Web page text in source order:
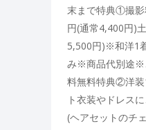
末まで特典①撮
円(通常4,400円)
5,500円)※和洋1
み※商品代別途※
料無料特典②洋
ト衣装やドレス
(ヘアセットのチ